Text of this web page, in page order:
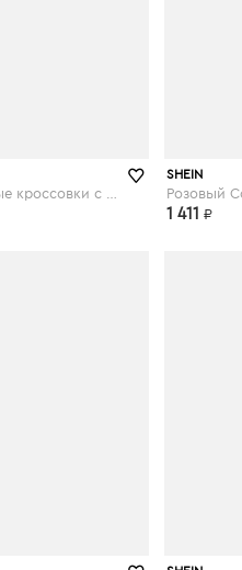
SHEIN
1 411 ₽